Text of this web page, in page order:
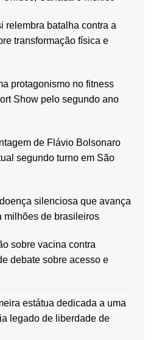
relembra batalha contra a
transformação física e
protagonismo no fitness
Show pelo segundo ano
de Flávio Bolsonaro
segundo turno em São
silenciosa que avança
milhões de brasileiros
sobre vacina contra
debate sobre acesso e
estátua dedicada a uma
legado de liberdade de